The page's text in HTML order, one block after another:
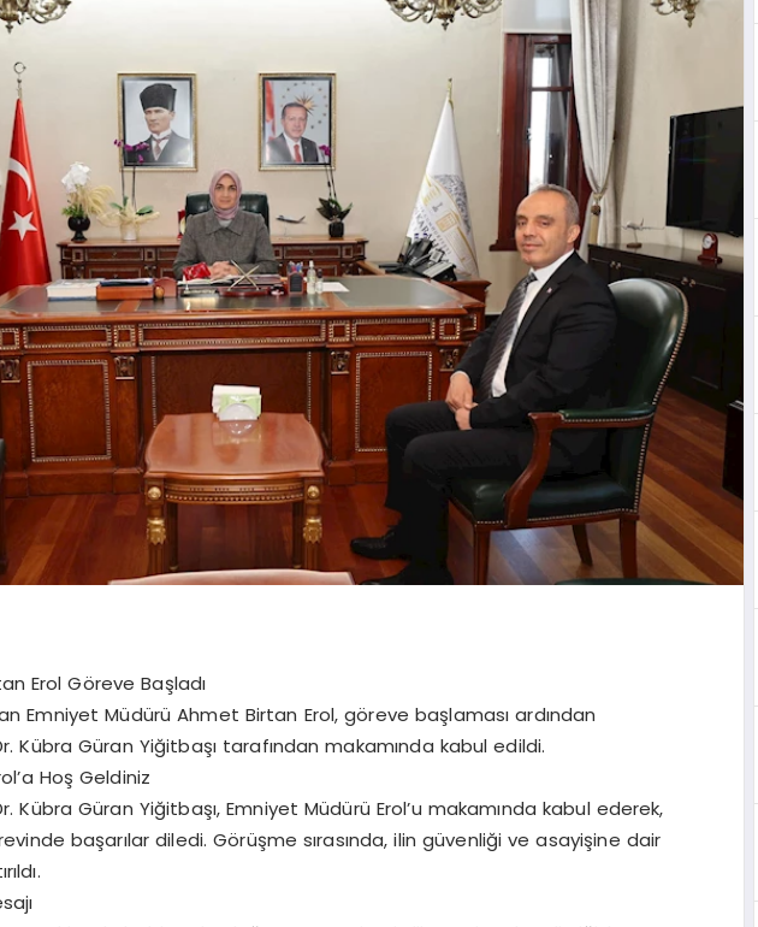
Erol Göreve Başladı
Emniyet Müdürü Ahmet Birtan Erol, göreve başlaması ardından
Kübra Güran Yiğitbaşı tarafından makamında kabul edildi.
Hoş Geldiniz
Kübra Güran Yiğitbaşı, Emniyet Müdürü Erol’u makamında kabul ederek,
başarılar diledi. Görüşme sırasında, ilin güvenliği ve asayişine dair